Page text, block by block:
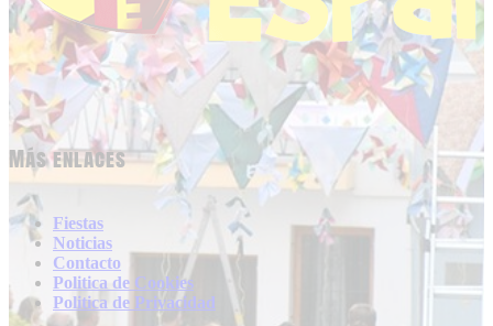
Más enlaces
Fiestas
Noticias
Contacto
Politica de Cookies
Politica de Privacidad